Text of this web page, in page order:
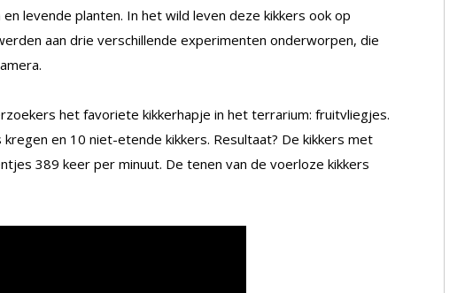
levende planten. In het wild leven deze kikkers ook op
aan drie verschillende experimenten onderworpen, die
het favoriete kikkerhapje in het terrarium: fruitvliegjes.
en 10 niet-etende kikkers. Resultaat? De kikkers met
389 keer per minuut. De tenen van de voerloze kikkers